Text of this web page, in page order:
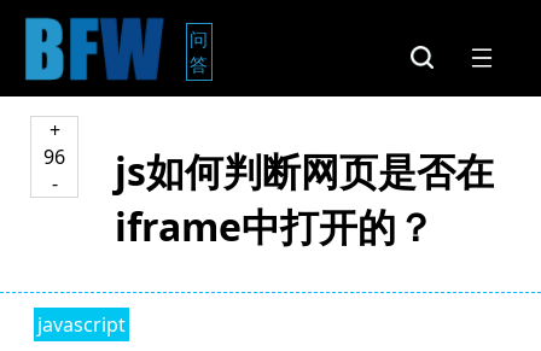
问
答
+
96
-
js如何判断网页是否在
iframe中打开的？
javascript